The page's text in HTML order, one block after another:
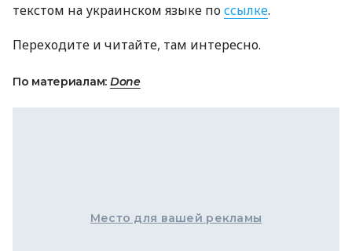
текстом на украинском языке поссылке.
Переходите и читайте, там интересно.
По материалам: Done
Место для вашей рекламы